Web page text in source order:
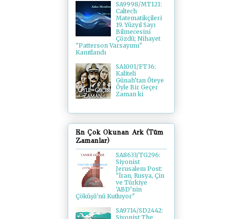
SA9998/MT121:
Caltech
Matematikçileri
19. Yüzyıl Sayı
Bilmecesini
Çözdü; Nihayet
"Patterson Varsayımı"
Kanıtlandı
SA1001/FT36:
Kaliteli
Günah’tan Öteye
Öyle Bir Geçer
Zaman ki
En Çok Okunan Ark (Tüm
Zamanlar)
SA8633/TG296:
Siyonist
Jerusalem Post:
"İran, Rusya, Çin
ve Türkiye
'ABD’nin
Çöküşü'nü Kutluyor"
SA9714/SD2442:
Siyonist The